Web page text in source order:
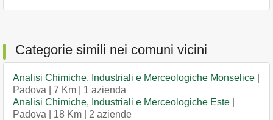
Categorie simili nei comuni vicini
Analisi Chimiche, Industriali e Merceologiche Monselice
Padova | 7 Km | 1 azienda
Analisi Chimiche, Industriali e Merceologiche Este
Padova | 18 Km | 2 aziende